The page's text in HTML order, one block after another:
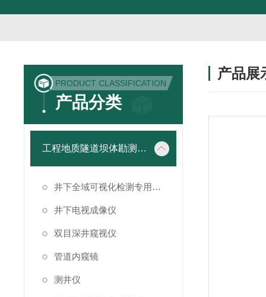
PRODUCT CLASSIFICATION
产品分类
工程地质隧道坝体勘测仪器
井下全域可视化检测专用成像设备
井下电视成像仪
双目深井窥视仪
管道内窥镜
测井仪
产品展